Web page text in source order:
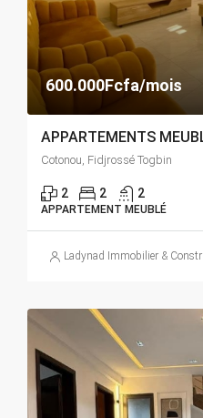
600.000Fcfa/mois
Cotonou, Fidjrossé Togbin
2 2 2
APPARTEMENT MEUBLÉ
Ladynad Immobilier &